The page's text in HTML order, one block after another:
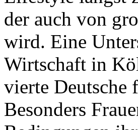
der auch von
wird. Eine
Wirtschaft in
vierte Deutsche
Besonders